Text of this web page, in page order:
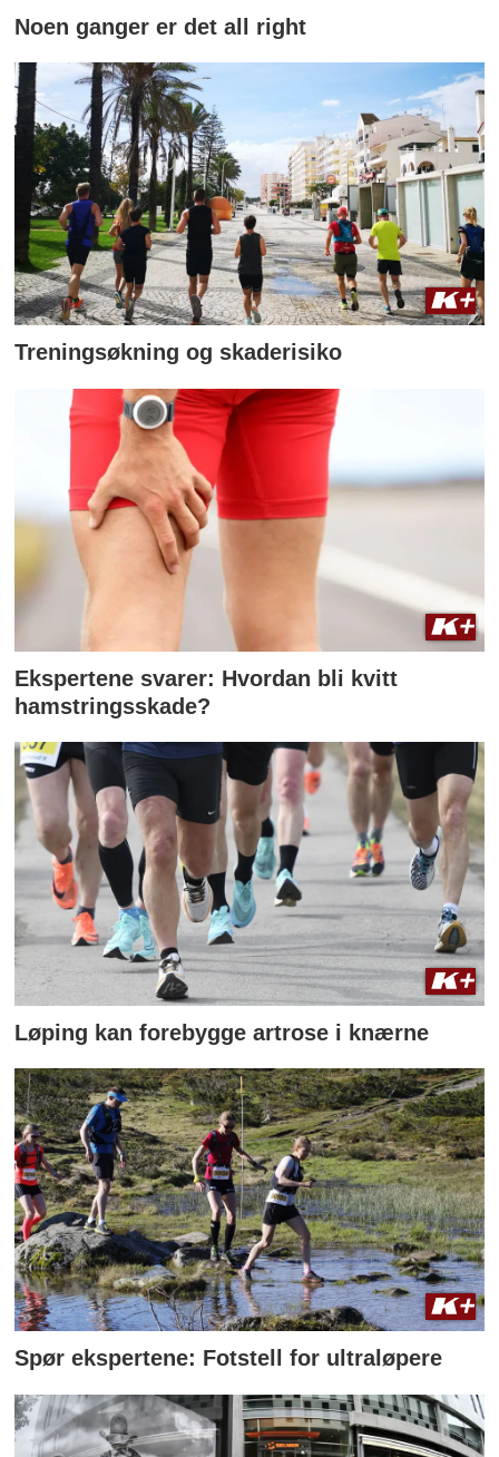
Noen ganger er det all right
Treningsøkning og skaderisiko
Ekspertene svarer: Hvordan bli kvitt
hamstringsskade?
Løping kan forebygge artrose i knærne
Spør ekspertene: Fotstell for ultraløpere